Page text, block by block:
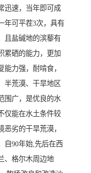
迅速，当年即可成
年可平茬3次，具有
且盐碱地的滨藜有
累硒的能力，更加
力强，耐啃食，
半荒漠、干旱地区
围广，是优良的水
仅能在水土条件较
劣的干旱荒漠，
自90年始,先后在西
、格尔木周边地